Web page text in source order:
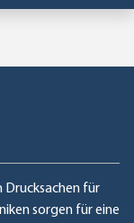
Drucksachen für
sorgen für eine